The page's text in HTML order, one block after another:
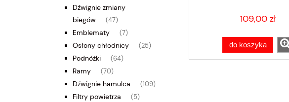
Dźwignie zmiany
biegów
(47)
Emblematy (7)
Osłony chłodnicy (25)
Podnóżki (64)
Ramy (70)
Dźwignie hamulca (109)
Filtry powietrza (5)
109,00 zł
do koszyka